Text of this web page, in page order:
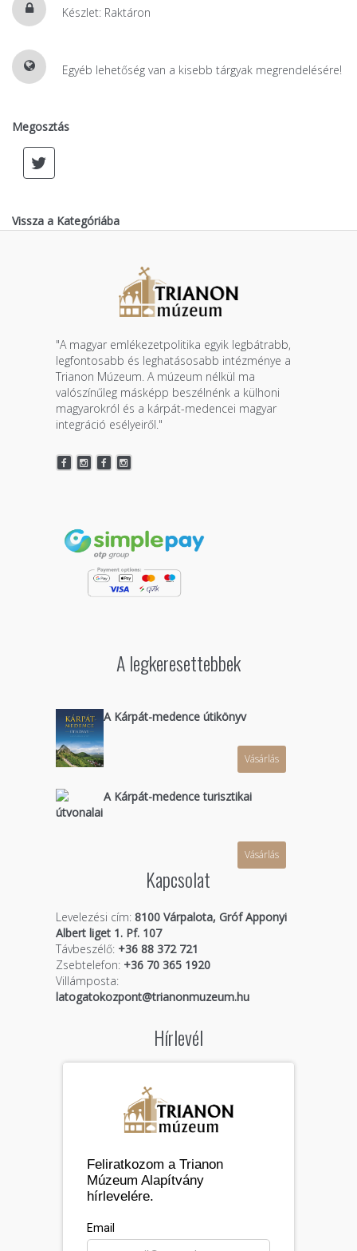
Készlet: Raktáron
Egyéb lehetőség van a kisebb tárgyak megrendelésére!
Megosztás
Vissza a Kategóriába
"A magyar emlékezetpolitika egyik legbátrabb,
legfontosabb és leghatásosabb intézménye a
Trianon Múzeum. A múzeum nélkül ma
valószínűleg másképp beszélnénk a külhoni
magyarokról és a kárpát-medencei magyar
integráció esélyeiről."
A legkeresettebbek
A Kárpát-medence útikönyv
Vásárlás
A Kárpát-medence turisztikai
útvonalai
Vásárlás
Kapcsolat
Levelezési cím: 8100 Várpalota, Gróf Apponyi
Albert liget 1. Pf. 107
Távbeszélő:+36 88 372 721
Zsebtelefon:+36 70 365 1920
Villámposta:
latogatokozpont@trianonmuzeum.hu
Hírlevél